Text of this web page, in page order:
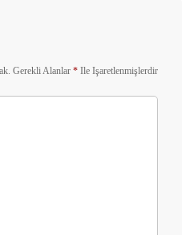
Gerekli Alanlar * Ile Işaretlenmişlerdir